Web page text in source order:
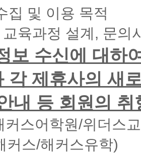
집 및 이용 목적
육과정 설계, 문의
보 수신에 대하
각 제휴사의 새
내 등 회원의
스어학원/위더스
커스/해커스유학)